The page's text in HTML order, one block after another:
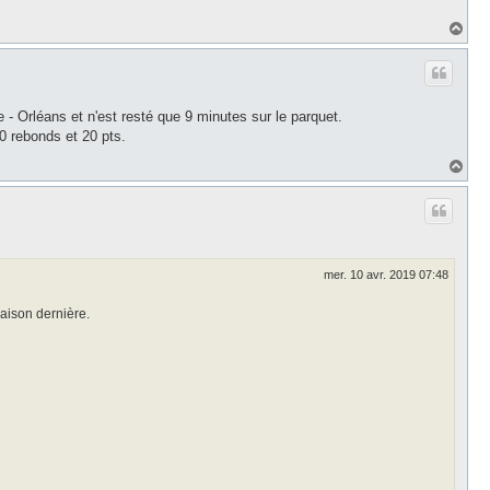
a
Orléans et n'est resté que 9 minutes sur le parquet.
rebonds et 20 pts.
a
mer. 10 avr. 2019 07:48
dernière.